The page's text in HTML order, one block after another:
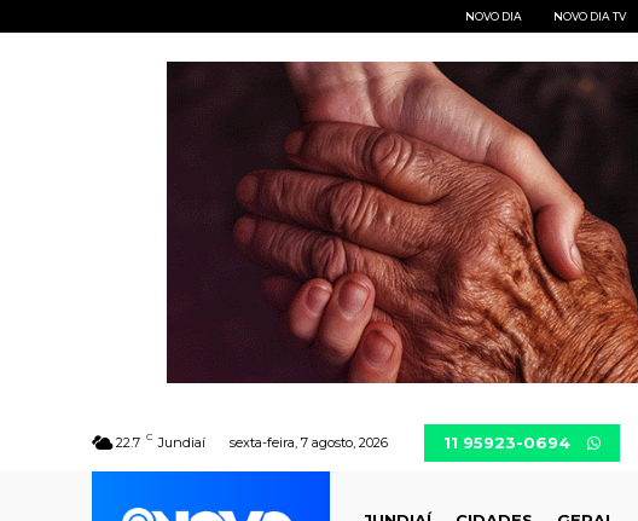
NOVO DIA NOVO DIA TV
22.7 C Jundiaí sexta-feira, 7 agosto, 2026 11 95923-0694